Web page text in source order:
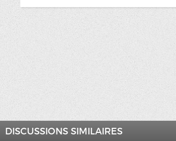
DISCUSSIONS SIMILAIRES